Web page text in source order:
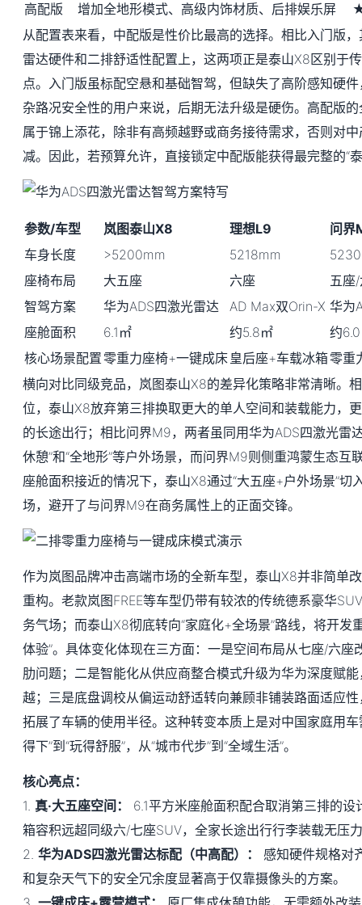
高配版
增加全地形模式、高级内饰材质、后排娱乐屏
从配置表来看，中配版是性价比最高的选择。相比入门版
雷达硬件和二排舒适性配置上，这两项正是泰山X8区别于
点。入门版虽标配空悬和基础智驾，但缺失了高阶感知硬
杂路况安全性的用户来说，后期无法升级是硬伤。高配版
属于锦上添花，除非有高频越野或商务接待需求，否则对
减。因此，若预算允许，直接锁定中配版能获得最完整的“
参数/车型 岚图泰山X8 理想L9
问界
车身长度
>5200mm 5218mm
座椅布局
大五座 六座
五座
智驾方案
华为ADS四激光雷达 AD Max双Orin-X 华为
座舱面积
6.1㎡ 约5.8㎡
约
核心场景配置零重力座椅+一键成床 皇后座+车载冰箱零重
横向对比同级竞品，岚图泰山X8的差异化策略非常清晰。
位，泰山X8放弃第三排换取更大的单人空间和装载能力，
的长途出行；相比问界M9，两者虽同用华为ADS四激光雷
休憩”和“全地形”等户外场景，而问界M9则侧重鸿蒙生态互
座舱面积接近的情况下，泰山X8通过“大五座+户外场景”切
场，避开了与问界M9在商务属性上的正面交锋。
作为岚图品牌冲击高端市场的全新车型，泰山X8并非简单
重构。老款岚图FREE等车型仍带有较浓的传统德系豪华
务气场；而泰山X8彻底转向“家庭化+全场景”路线，将开发
体验”。具体变化体现在三方面：一是空间布局从七座/六座
肋问题；二是智能化从供应商整合模式升级为华为深度赋
越；三是底盘调校从偏运动舒适转向兼顾非铺装路面适应
拓展了车辆的使用半径。这种转变本质上是对中国家庭用
得下”到“玩得舒服”，从“城市代步”到“全域生活”。
核心亮点：
1. 真·大五座空间：
6.1平方米座舱面积配合取消第三排的
箱容积远超同级六/七座SUV，全家长途出行行李装载无压
2. 华为ADS四激光雷达标配（中高配）：
感知硬件规格对
和复杂天气下的安全冗余度显著高于仅靠摄像头的方案。